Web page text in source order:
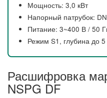
Мощность: 3,0 кВт
Напорный патрубок:
Питание: 3~400 В / 50
Режим S1, глубина до
Расшифровка
NSPG DF